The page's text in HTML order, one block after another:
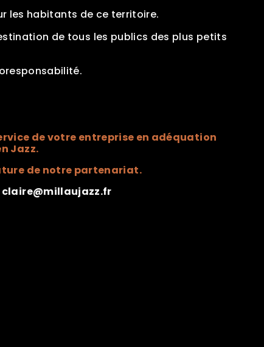
les habitants de ce territoire.
de tous les publics des plus petits
de votre entreprise en adéquation
Jazz.
de notre partenariat.
claire@millaujazz.fr